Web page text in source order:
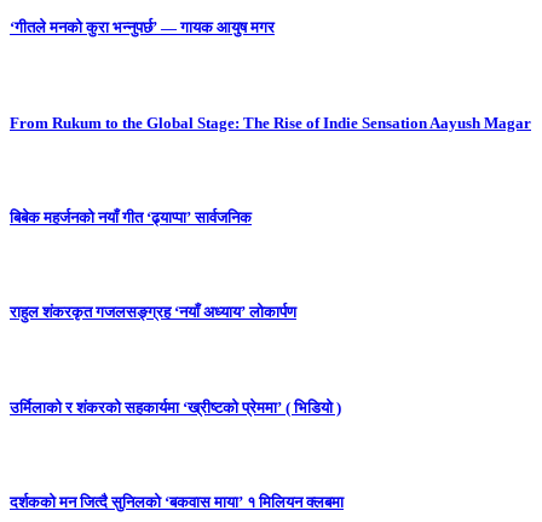
‘गीतले मनको कुरा भन्नुपर्छ’ — गायक आयुष मगर
From Rukum to the Global Stage: The Rise of Indie Sensation Aayush Magar
बिबेक महर्जनको नयाँ गीत ‘ढ्याप्पा’ सार्वजनिक
राहुल शंकरकृत गजलसङ्ग्रह ‘नयाँ अध्याय’ लोकार्पण
उर्मिलाको र शंकरको सहकार्यमा ‘ख्रीष्टको प्रेममा’ ( भिडियो )
दर्शकको मन जित्दै सुनिलको ‘बकवास माया’ १ मिलियन क्लबमा